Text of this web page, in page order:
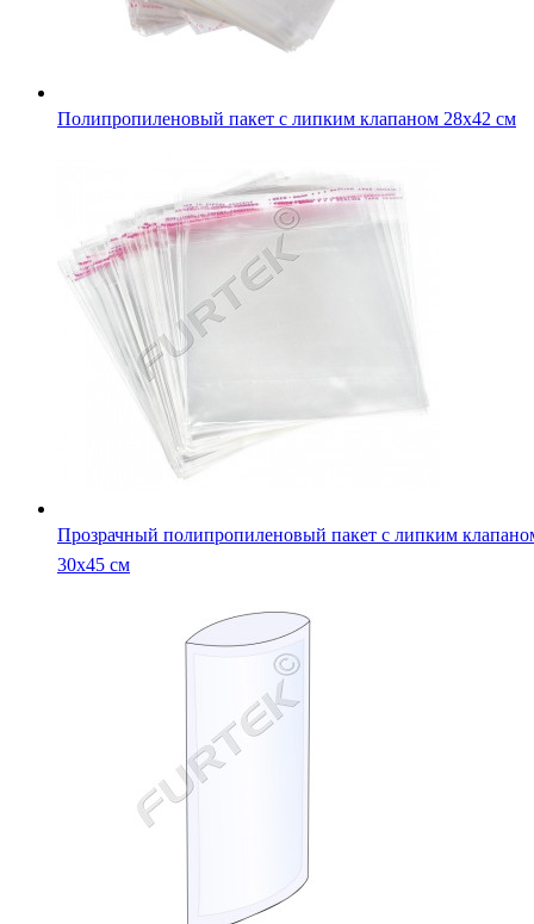
Полипропиленовый пакет с липким клапаном 28х42 см
Прозрачный полипропиленовый пакет с липким
30х45 см